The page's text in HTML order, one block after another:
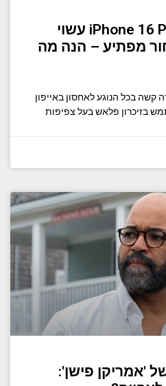
דגם ה-1TB של iPhone 16 Pro עשוי
מפתיע – הנה מה
קשה בכל הנוגע לאחסון באייפון
'אמריקן פישן':